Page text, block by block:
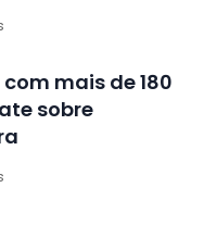
mais de 180
sobre